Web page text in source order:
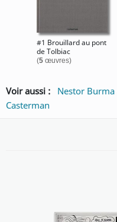
#1 Brouillard au pont
de Tolbiac
(5œuvres)
Voir aussi : Nestor Burma
Casterman